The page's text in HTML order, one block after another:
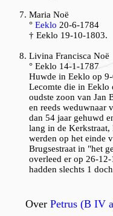
Maria Noë
° Eeklo 20-6-1784
† Eeklo 19-10-1803.
Livina Francisca Noë
° Eeklo 14-1-1787
Huwde in Eeklo op
Lecomte die in Eeklo
oudste zoon van Jan
en reeds weduwnaar
dan 54 jaar gehuwd
lang in de Kerkstraat,
werden op het einde
Brugsestraat in "het
overleed er op 26-
hadden slechts 1
OverPetrus (B IV